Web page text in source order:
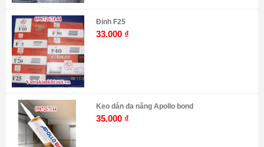
Đinh F25
33.000 ₫
Keo dán đa năng Apollo bond
35.000 ₫